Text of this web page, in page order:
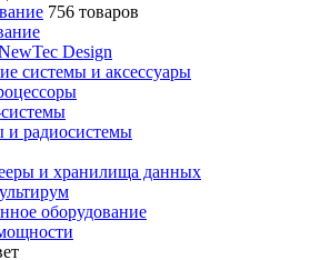
756 товаров
Design
системы и аксессуары
радиосистемы
и хранилища данных
оборудование